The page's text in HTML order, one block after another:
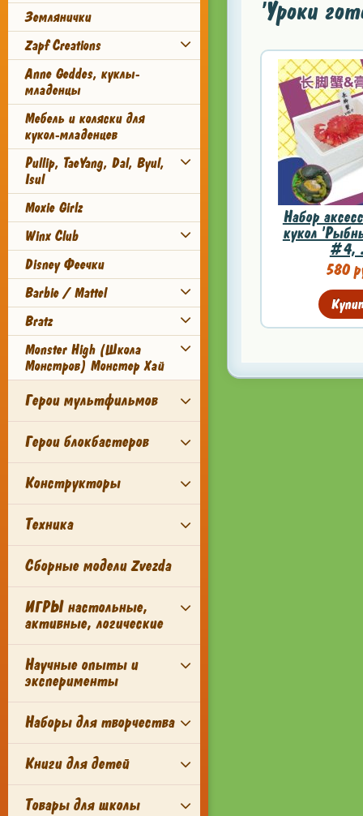
Землянички
Zapf Creations
Anne Geddes, куклы-
младенцы
Мебель и коляски для
кукол-младенцев
Pullip, TaeYang, Dal, Byul,
Isul
Moxie Girlz
Winx Club
Disney Феечки
Barbie / Mattel
Bratz
Monster High (Школа
Монстров) Монстер Хай
Герои мультфильмов
Герои блокбастеров
Конструкторы
Техника
Сборные модели Zvezda
ИГРЫ настольные,
активные, логические
Научные опыты и
эксперименты
Наборы для творчества
Книги для детей
Товары для школы
'Уроки
Набор
кукол
#4,
580